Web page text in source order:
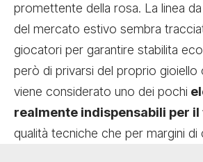
promettente della rosa. La linea
del mercato estivo sembra
giocatori per garantire stabilita
però di privarsi del proprio gioiello
viene considerato uno dei pochi
realmente indispensabili per
qualità tecniche che per margini di